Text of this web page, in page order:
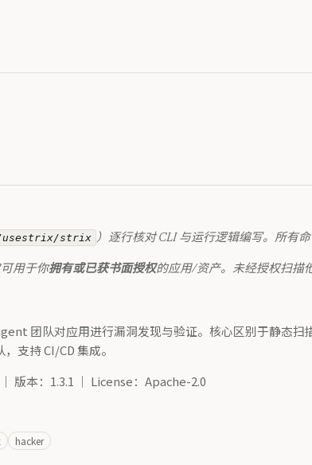
usestrix/strix ）逐行核对 CLI 与运行逻辑编写。所有
用于你拥有或已获书面授权的应用/资产。未经授权扫描
团队对应用进行漏洞发现与验证。核心区别于静态
支持 CI/CD 集成。
｜ 版本：1.3.1 ｜ License：Apache-2.0
hacker